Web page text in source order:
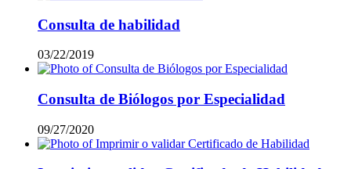
Consulta de habilidad
03/22/2019
Consulta de Biólogos por Especialidad
09/27/2020